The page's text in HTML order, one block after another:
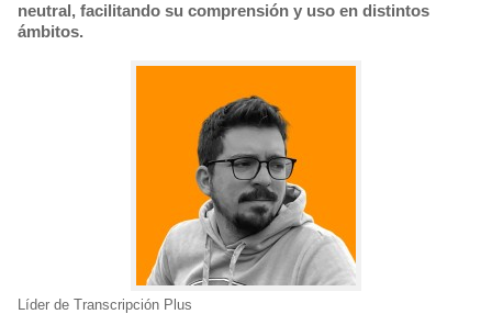
neutral, facilitando su comprensión y uso en distintos
ámbitos.
Líder de Transcripción Plus